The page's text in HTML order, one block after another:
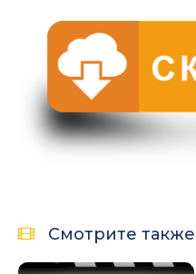
Смотрите также